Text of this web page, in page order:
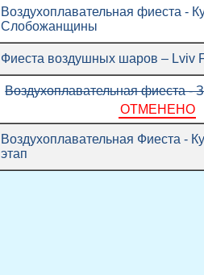
Воздухоплавательная фиеста -
Слобожанщины
Фиеста воздушных шаров – Lviv
Воздухоплавательная фиеста -
ОТМЕНЕНО
Воздухоплавательная Фиеста -
этап